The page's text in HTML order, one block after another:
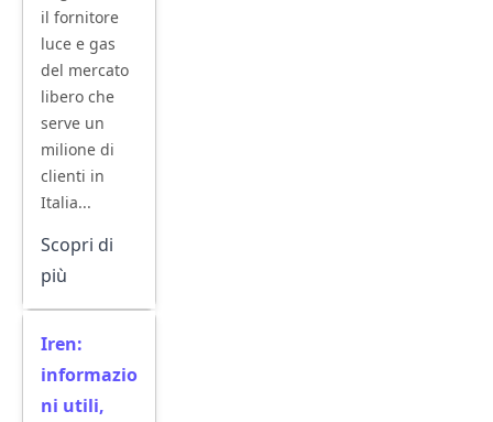
il fornitore
luce e gas
del mercato
libero che
serve un
milione di
clienti in
Italia...
Scopri di
più
Iren:
informazio
ni utili,